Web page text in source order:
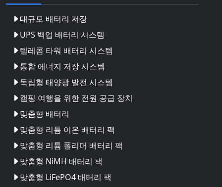
대규모 배터리 저장
UPS 백업 배터리 시스템
텔레콤 타워 배터리 시스템
통합 에너지 저장 시스템
독립형 태양광 발전 시스템
캠핑 여행을 위한 전원 공급 장치
맞춤형 배터리
맞춤형 리튬 이온 배터리 팩
맞춤형 리튬 폴리머 배터리 팩
맞춤형 NiMH 배터리 팩
맞춤형 LiFePO4 배터리 팩